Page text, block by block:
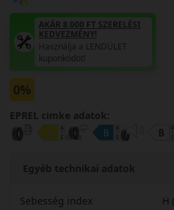
AKÁR 8.000 FT SZERELÉSI
KEDVEZMÉNY!
Használja a LENDÜLET
kuponkódot!
0%
EPREL cimke adatok:
Egyéb technikai adatok
Sebesség index
H